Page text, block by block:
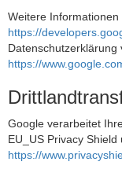
Weitere
https://
Datenschutzerklärung
https://
Google verarbeitet
EU_US Privacy Shield
https://